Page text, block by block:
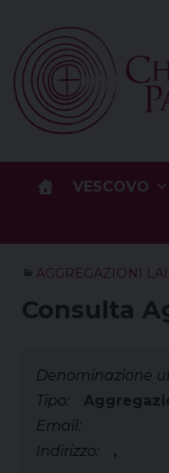
content
VESCOVO
AGGREGAZIONI
Consulta
Denominazione
Tipo:
Email:
Indirizzo:
,